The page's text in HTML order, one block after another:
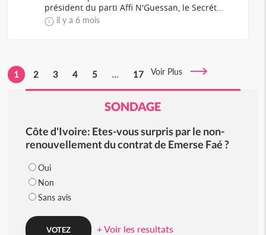
président du parti Affi N'Guessan, le Secrét...
il y a 6 mois
1 2 3 4 5 ... 17 Voir Plus
SONDAGE
Côte d'Ivoire: Etes-vous surpris par le non-
renouvellement du contrat de Emerse Faé ?
Oui
Non
Sans avis
+ Voir les resultats